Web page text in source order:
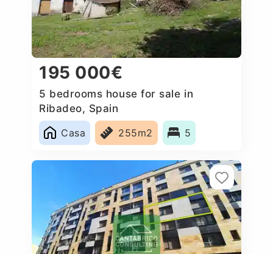
195 000€
5 bedrooms house for sale in
Ribadeo, Spain
Casa
255m2 5